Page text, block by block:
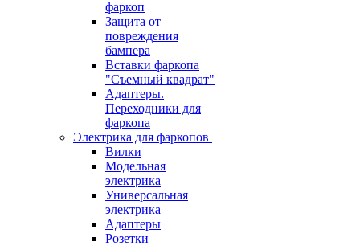
фаркоп
Защита от
повреждения
бампера
Вставки фаркопа
"Съемный квадрат"
Адаптеры.
Переходники для
фаркопа
Электрика для фаркопов
Вилки
Модельная
электрика
Универсальная
электрика
Адаптеры
Розетки